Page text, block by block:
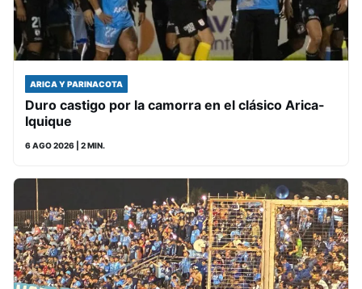
ARICA Y PARINACOTA
Duro castigo por la camorra en el clásico Arica-
Iquique
6 AGO 2026 | 2 MIN.